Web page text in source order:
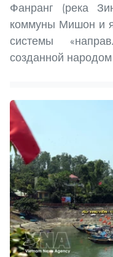
Фанранг (река
коммуны Мишон и
системы
созданной